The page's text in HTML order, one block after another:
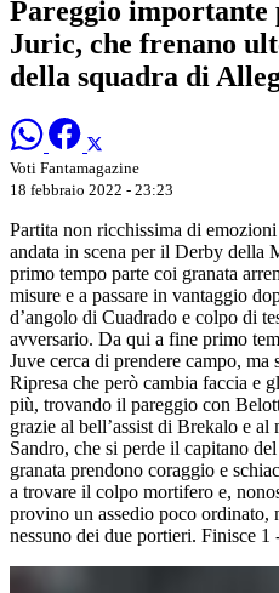
Pareggio
Juric, che frenano
della squadra di
Voti Fantamagazine
18 febbraio 2022 - 23:23
Partita non ricchissima di
andata in scena per il Derby della
primo tempo parte coi granata
misure e a passare in vantaggio
d’angolo di Cuadrado e colpo di
avversario. Da qui a fine primo
Juve cerca di prendere campo, ma
Ripresa che però cambia faccia e
più, trovando il pareggio con
grazie al bell’assist di Brekalo e
Sandro, che si perde il capitano
granata prendono coraggio e
a trovare il colpo mortifero e,
provino un assedio poco
nessuno dei due portieri. Finisce 1